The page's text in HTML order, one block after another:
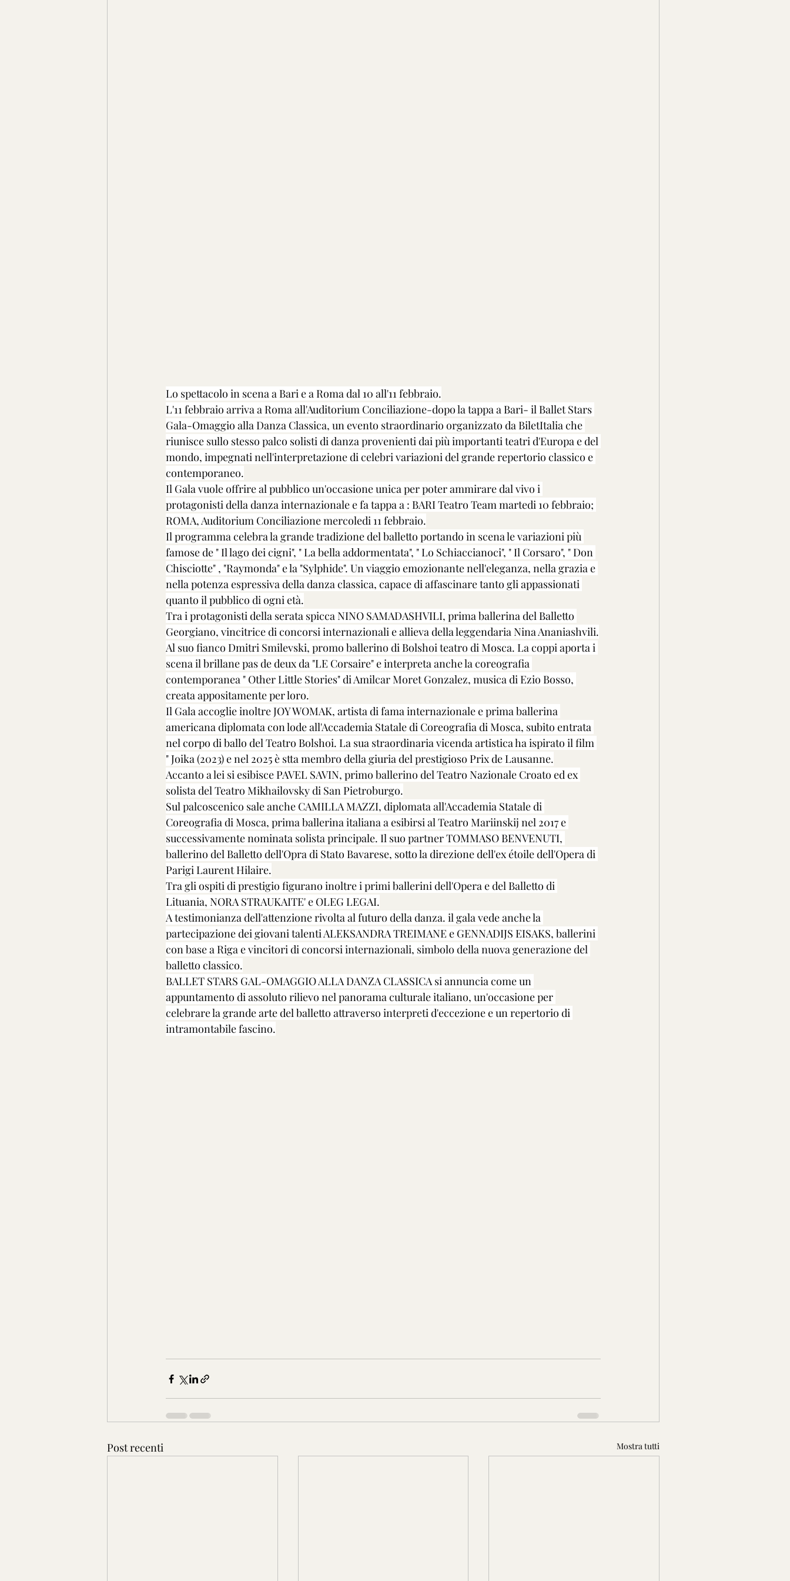
Lo spettacolo in scena a Bari e a Roma dal 10 all'11 febbraio.
L'11 febbraio arriva a Roma all'Auditorium Conciliazione-dopo la tappa a Bari- il Ballet Stars
Gala-Omaggio alla Danza Classica, un evento straordinario organizzato da BiletItalia che
riunisce sullo stesso palco solisti di danza provenienti dai più importanti teatri d'Europa e del
mondo, impegnati nell'interpretazione di celebri variazioni del grande repertorio classico e
contemporaneo.
Il Gala vuole offrire al pubblico un'occasione unica per poter ammirare dal vivo i
protagonisti della danza internazionale e fa tappa a : BARI Teatro Team martedi 10 febbraio;
ROMA, Auditorium Conciliazione mercoledi 11 febbraio.
Il programma celebra la grande tradizione del balletto portando in scena le variazioni più
famose de " Il lago dei cigni", " La bella addormentata", " Lo Schiaccianoci", " Il Corsaro", " Don
Chisciotte" , "Raymonda" e la "Sylphide". Un viaggio emozionante nell'eleganza, nella grazia e
nella potenza espressiva della danza classica, capace di affascinare tanto gli appassionati
quanto il pubblico di ogni età.
Tra i protagonisti della serata spicca NINO SAMADASHVILI, prima ballerina del Balletto
Georgiano, vincitrice di concorsi internazionali e allieva della leggendaria Nina Ananiashvili.
Al suo fianco Dmitri Smilevski, promo ballerino di Bolshoi teatro di Mosca. La coppi aporta i
scena il brillane pas de deux da "LE Corsaire" e interpreta anche la coreografia
contemporanea " Other Little Stories" di Amilcar Moret Gonzalez, musica di Ezio Bosso,
creata appositamente per loro.
Il Gala accoglie inoltre JOY WOMAK, artista di fama internazionale e prima ballerina
americana diplomata con lode all'Accademia Statale di Coreografia di Mosca, subito entrata
nel corpo di ballo del Teatro Bolshoi. La sua straordinaria vicenda artistica ha ispirato il film
" Joika (2023) e nel 2025 è stta membro della giuria del prestigioso Prix de Lausanne.
Accanto a lei si esibisce PAVEL SAVIN, primo ballerino del Teatro Nazionale Croato ed ex
solista del Teatro Mikhailovsky di San Pietroburgo.
Sul palcoscenico sale anche CAMILLA MAZZI, diplomata all'Accademia Statale di
Coreografia di Mosca, prima ballerina italiana a esibirsi al Teatro Mariinskij nel 2017 e
successivamente nominata solista principale. Il suo partner TOMMASO BENVENUTI,
ballerino del Balletto dell'Opra di Stato Bavarese, sotto la direzione dell'ex étoile dell'Opera di
Parigi Laurent Hilaire.
Tra gli ospiti di prestigio figurano inoltre i primi ballerini dell'Opera e del Balletto di
Lituania, NORA STRAUKAITE' e OLEG LEGAI.
A testimonianza dell'attenzione rivolta al futuro della danza. il gala vede anche la
partecipazione dei giovani talenti ALEKSANDRA TREIMANE e GENNADIJS EISAKS, ballerini
con base a Riga e vincitori di concorsi internazionali, simbolo della nuova generazione del
balletto classico.
BALLET STARS GAL-OMAGGIO ALLA DANZA CLASSICA si annuncia come un
appuntamento di assoluto rilievo nel panorama culturale italiano, un'occasione per
celebrare la grande arte del balletto attraverso interpreti d'eccezione e un repertorio di
intramontabile fascino.
Post recenti Mostra tutti